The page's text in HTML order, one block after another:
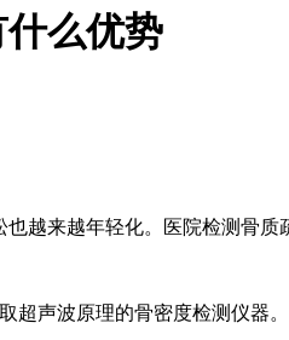
么优势
越来越年轻化。医院检测骨质
超声波原理的骨密度检测仪器。